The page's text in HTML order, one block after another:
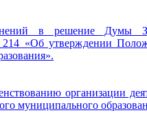
в решение Думы
«Об утверждении
организации
муниципального